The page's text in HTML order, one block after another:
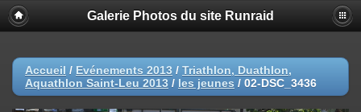
Galerie Photos du site Runraid
Accueil / Evénements 2013 / Triathlon, Duathlon,
Aquathlon Saint-Leu 2013 / les jeunes / 02-DSC_3436